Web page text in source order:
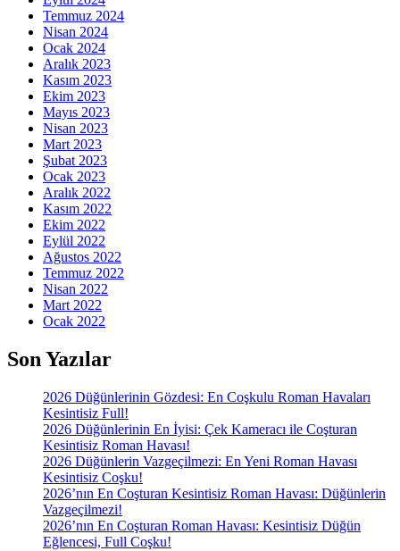
Temmuz 2024
Nisan 2024
Ocak 2024
Aralık 2023
Kasım 2023
Ekim 2023
Mayıs 2023
Nisan 2023
Mart 2023
Şubat 2023
Ocak 2023
Aralık 2022
Kasım 2022
Ekim 2022
Eylül 2022
Ağustos 2022
Temmuz 2022
Nisan 2022
Mart 2022
Ocak 2022
Son Yazılar
2026 Düğünlerinin Gözdesi: En Coşkulu Roman Havaları
Kesintisiz Full!
2026 Düğünlerinin En İyisi: Çek Kameracı ile Coşturan
Kesintisiz Roman Havası!
2026 Düğünlerin Vazgeçilmezi: En Yeni Roman Havası
Kesintisiz Coşku!
2026’nın En Coşturan Kesintisiz Roman Havası: Düğünlerin
Vazgeçilmezi!
2026’nın En Coşturan Roman Havası: Kesintisiz Düğün
Eğlencesi, Full Coşku!